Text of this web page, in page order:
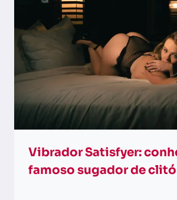
Vibrador Satisfyer:
famoso sugador de